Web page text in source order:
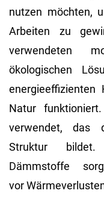
nutzen möchten,
Arbeiten zu
verwendeten
ökologischen
Natur
verwendet, das
Struktur bildet.
Dämmstoffe
vor